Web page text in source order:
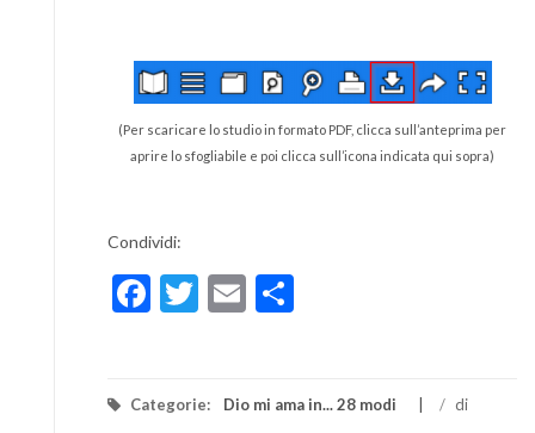
(Per scaricare lo studio in formato PDF, clicca sull’anteprima per
aprire lo sfogliabile e poi clicca sull’icona indicata qui sopra)
Condividi:
Facebook
Twitter
Email
Categorie: Dio mi ama in... 28 modi / di